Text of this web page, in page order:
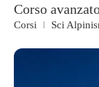
Corso
Corsi Sci